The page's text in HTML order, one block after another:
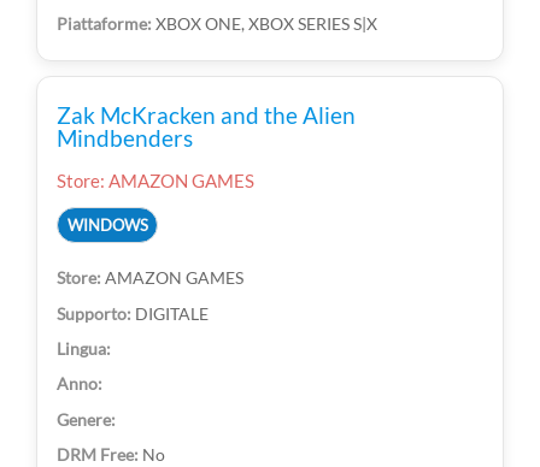
XBOX ONE, XBOX SERIES S|X
Zak McKracken and the Alien
Mindbenders
Store: AMAZON GAMES
WINDOWS
AMAZON GAMES
DIGITALE
No